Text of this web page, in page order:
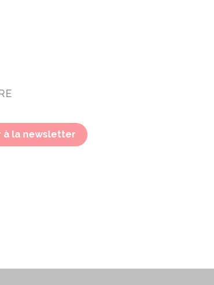
à la newsletter